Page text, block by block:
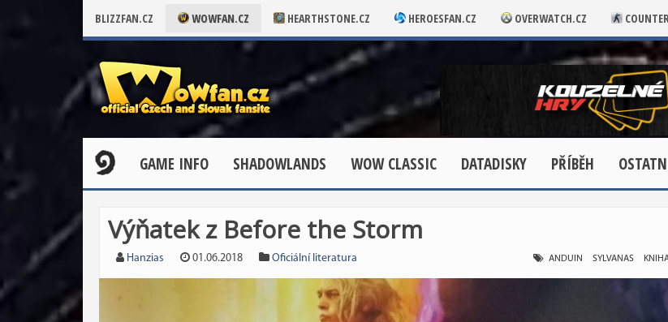
BLIZZFAN.CZ WOWFAN.CZ HEARTHSTONE.CZ HEROESFAN.CZ OVERWATCH.CZ
GAME INFO SHADOWLANDS WOW CLASSIC DATADISKY PŘÍBĚH
Výňatek z Before the Storm
Hanzias 01.06.2018 Oficiální literatura ANDUIN SYLVANAS